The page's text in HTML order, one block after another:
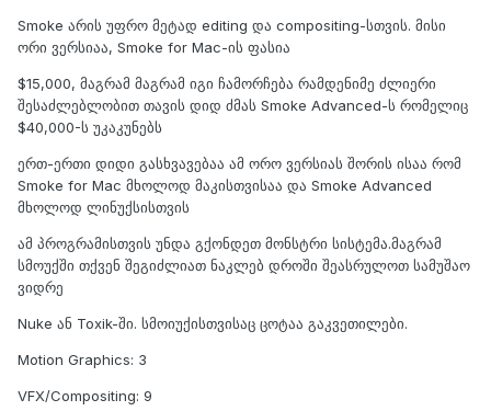
Smoke არის უფრო მეტად editing და compositing-სთვის. მისი
ორი ვერსიაა, Smoke for Mac-ის ფასია
$15,000, მაგრამ მაგრამ იგი ჩამორჩება რამდენიმე ძლიერი
შესაძლებლობით თავის დიდ ძმას Smoke Advanced-ს რომელიც
$40,000-ს უკაკუნებს
ერთ-ერთი დიდი გასხვავებაა ამ ორო ვერსიას შორის ისაა რომ
Smoke for Mac მხოლოდ მაკისთვისაა და Smoke Advanced
მხოლოდ ლინუქსისთვის
ამ პროგრამისთვის უნდა გქონდეთ მონსტრი სისტემა.მაგრამ
სმოუქში თქვენ შეგიძლიათ ნაკლებ დროში შეასრულოთ სამუშაო
ვიდრე
Nuke ან Toxik-ში. სმოიუქისთვისაც ცოტაა გაკვეთილები.
Motion Graphics: 3
VFX/Compositing: 9